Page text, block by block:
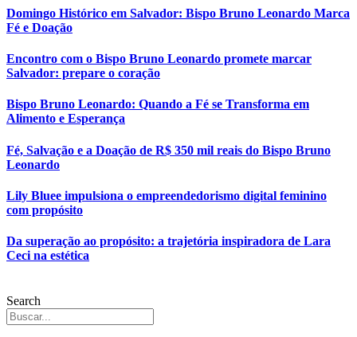
Domingo Histórico em Salvador: Bispo Bruno Leonardo Marca
Fé e Doação
Encontro com o Bispo Bruno Leonardo promete marcar
Salvador: prepare o coração
Bispo Bruno Leonardo: Quando a Fé se Transforma em
Alimento e Esperança
Fé, Salvação e a Doação de R$ 350 mil reais do Bispo Bruno
Leonardo
Lily Bluee impulsiona o empreendedorismo digital feminino
com propósito
Da superação ao propósito: a trajetória inspiradora de Lara
Ceci na estética
Search